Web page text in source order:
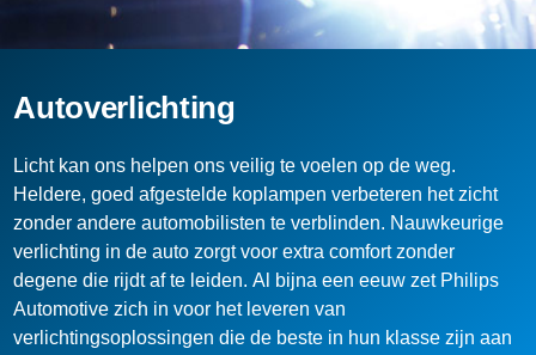
Autoverlichting
Licht kan ons helpen ons veilig te voelen op de weg.
Heldere, goed afgestelde koplampen verbeteren het zicht
zonder andere automobilisten te verblinden. Nauwkeurige
verlichting in de auto zorgt voor extra comfort zonder
degene die rijdt af te leiden. Al bijna een eeuw zet Philips
Automotive zich in voor het leveren van
verlichtingsoplossingen die de beste in hun klasse zijn aan